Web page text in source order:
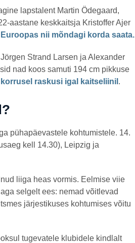
lapstalent Martin Ödegaard,
aastane keskkaitsja Kristoffer Ajer
nii mõndagi korda saata.
Strand Larsen ja Alexander
nad koos samuti 194 cm pikkuse
raskusi igal kaitseliinil .
pühapäevastele kohtumistele. 14.
kell 14.30), Leipzig ja
liiga heas vormis. Eelmise viie
selgelt ees: nemad võitlevad
järjestikuses kohtumises võitu
tugevatele klubidele kindlalt